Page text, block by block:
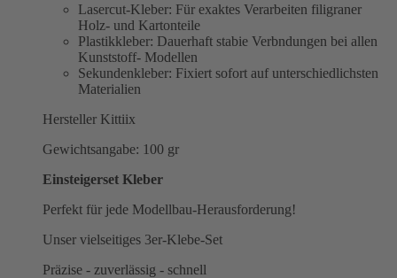
Lasercut-Kleber: Für exaktes Verarbeiten filigraner
Holz- und Kartonteile
Plastikkleber: Dauerhaft stabie Verbndungen bei allen
Kunststoff- Modellen
Sekundenkleber: Fixiert sofort auf unterschiedlichsten
Materialien
Hersteller Kittiix
Gewichtsangabe: 100 gr
Einsteigerset Kleber
Perfekt für jede Modellbau-Herausforderung!
Unser vielseitiges 3er-Klebe-Set
Präzise - zuverlässig - schnell